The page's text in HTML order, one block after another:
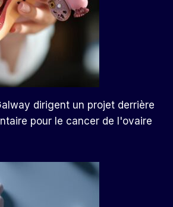
dirigent un projet derrière
pour le cancer de l'ovaire